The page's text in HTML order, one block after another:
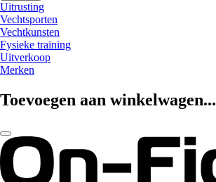
Uitrusting
Vechtsporten
Vechtkunsten
Fysieke training
Uitverkoop
Merken
Toevoegen aan winkelwagen...